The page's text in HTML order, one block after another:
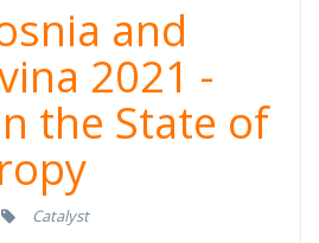
and
2021 -
the State of
Catalyst